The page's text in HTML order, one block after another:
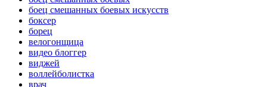
боец смешанных боевых искусств
боксер
борец
велогонщица
видео блоггер
виджей
воллейболистка
врач